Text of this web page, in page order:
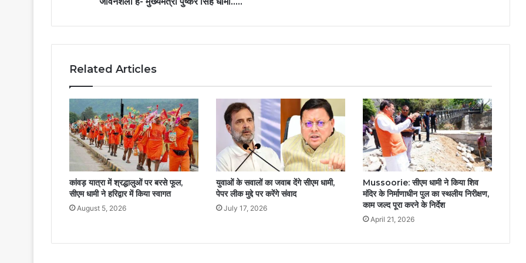
Related Articles
कांवड़ यात्रा में श्रद्धालुओं पर बरसे फूल,
सीएम धामी ने हरिद्वार में किया स्वागत
August 5, 2026
युवाओं के सवालों का जवाब देंगे सीएम धामी,
पेपर लीक मुद्दे पर करेंगे संवाद
July 17, 2026
Mussoorie: सीएम धामी ने किया शिव
मंदिर के निर्माणाधीन पुल का स्थलीय निरीक्षण,
काम जल्द पूरा करने के निर्देश
April 21, 2026